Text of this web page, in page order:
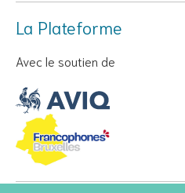
La Plateforme
Avec le soutien de